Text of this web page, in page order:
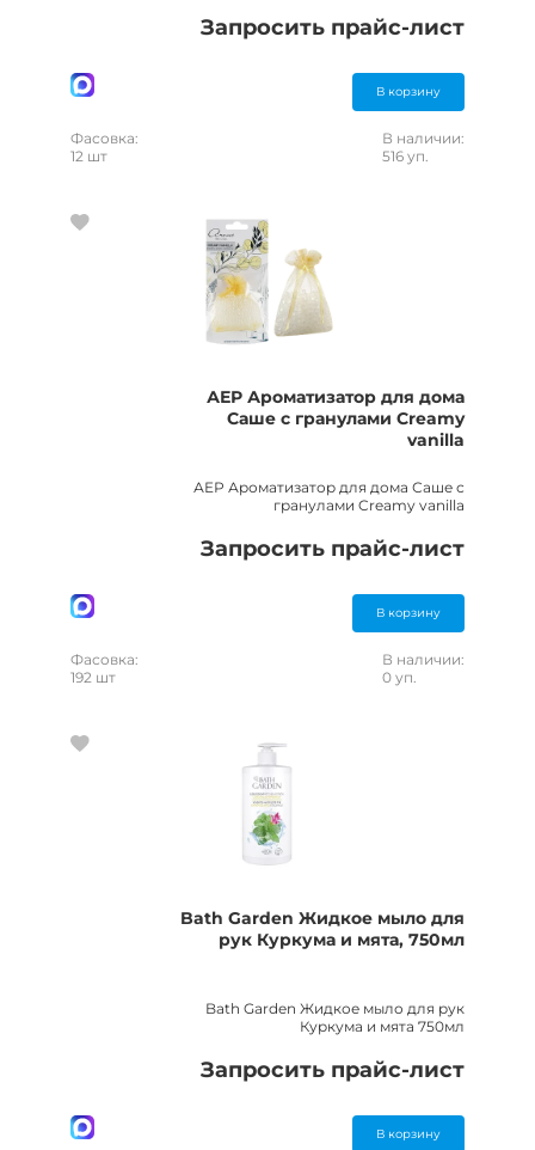
Запросить прайс-лист
В корзину
Фасовка:
12 шт
В наличии:
516 уп.
АЕР Ароматизатор для дома
Саше с гранулами Creamy
vanilla
АЕР Ароматизатор для дома Саше с
гранулами Creamy vanilla
Запросить прайс-лист
В корзину
Фасовка:
192 шт
В наличии:
0 уп.
Bath Garden Жидкое мыло для
рук Куркума и мята, 750мл
Bath Garden Жидкое мыло для рук
Куркума и мята 750мл
Запросить прайс-лист
В корзину